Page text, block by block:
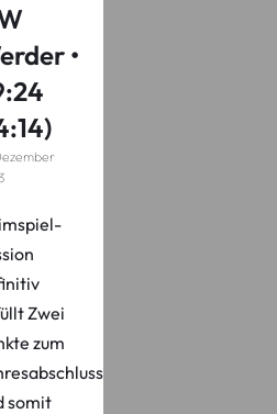
•
Zwei
zum
somit